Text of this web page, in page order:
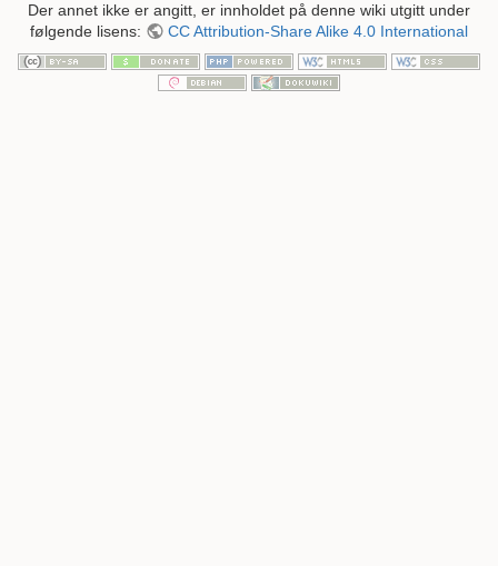
Der annet ikke er angitt, er innholdet på denne wiki utgitt under
følgende lisens:
CC Attribution-Share Alike 4.0 International